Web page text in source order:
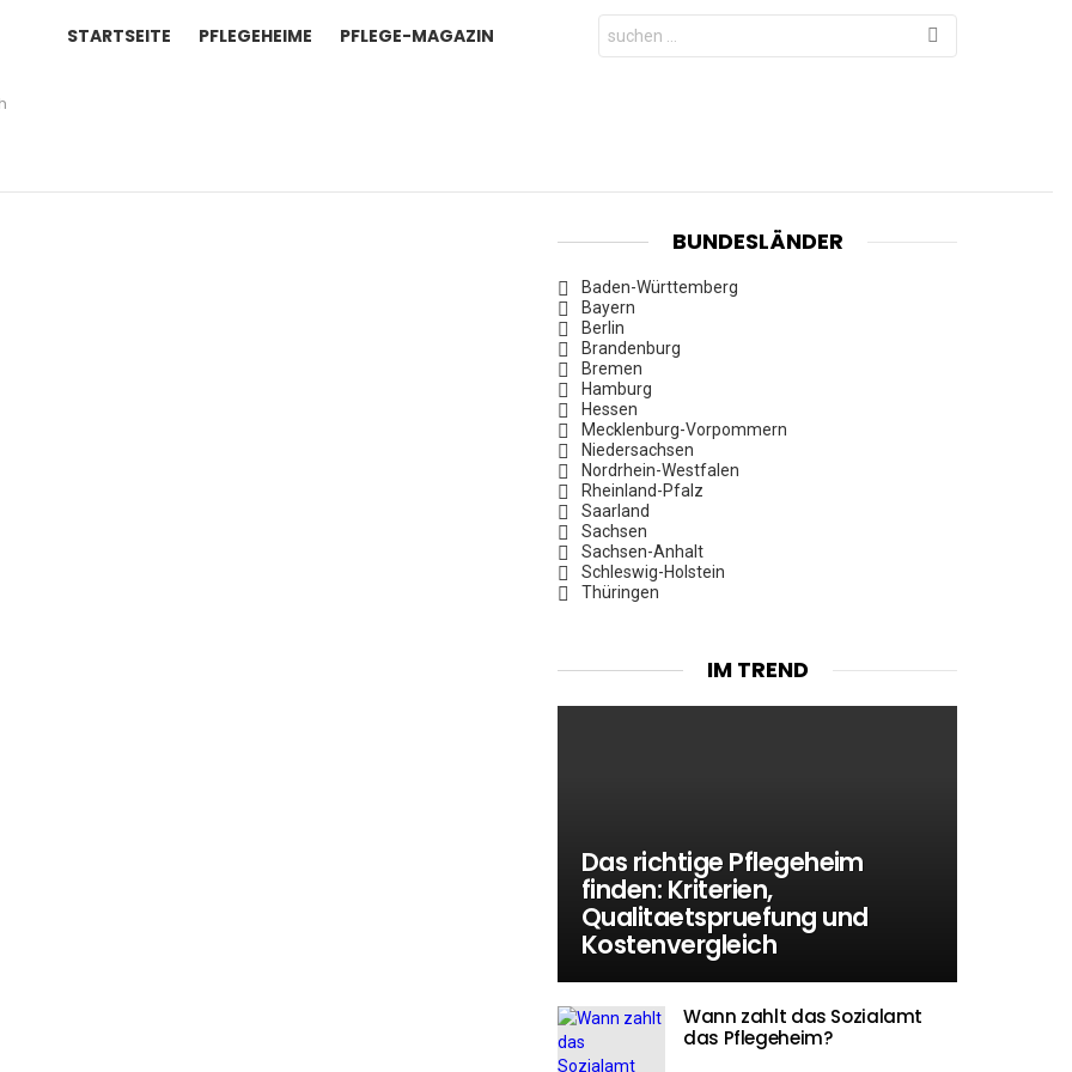
STARTSEITE PFLEGEHEIME PFLEGE-MAGAZIN
Search
for:
BUNDESLÄNDER
Baden-Württemberg
Bayern
Berlin
Brandenburg
Bremen
Hamburg
Hessen
Mecklenburg-Vorpommern
Niedersachsen
Nordrhein-Westfalen
Rheinland-Pfalz
Saarland
Sachsen
Sachsen-Anhalt
Schleswig-Holstein
Thüringen
IM TREND
Das richtige Pflegeheim
finden: Kriterien,
Qualitaetspruefung und
Kostenvergleich
Wann zahlt das Sozialamt
das Pflegeheim?